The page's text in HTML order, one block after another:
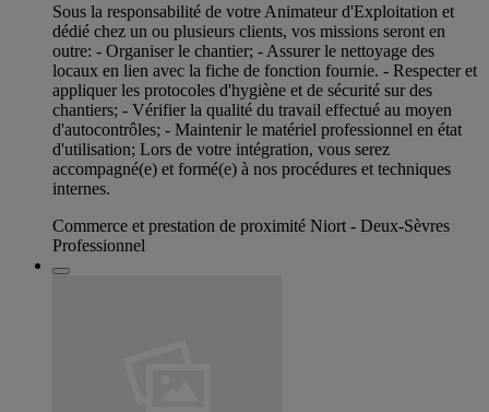
Sous la responsabilité de votre Animateur d'Exploitation et
dédié chez un ou plusieurs clients, vos missions seront en
outre: - Organiser le chantier; - Assurer le nettoyage des
locaux en lien avec la fiche de fonction fournie. - Respecter et
appliquer les protocoles d'hygiène et de sécurité sur des
chantiers; - Vérifier la qualité du travail effectué au moyen
d'autocontrôles; - Maintenir le matériel professionnel en état
d'utilisation; Lors de votre intégration, vous serez
accompagné(e) et formé(e) à nos procédures et techniques
internes.
Commerce et prestation de proximité Niort - Deux-Sèvres
Professionnel